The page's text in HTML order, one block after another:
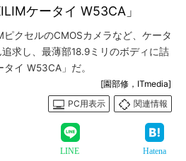
ケータイ W53CA」
クセルのCMOSカメラなど、ケータ
求し、最薄部18.9ミリのボディに詰
イ W53CA」だ。
[園部修，ITmedia]
PC用表示
関連情報
LINE Hatena